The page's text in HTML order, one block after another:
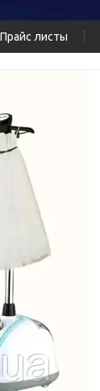
Прайс листы